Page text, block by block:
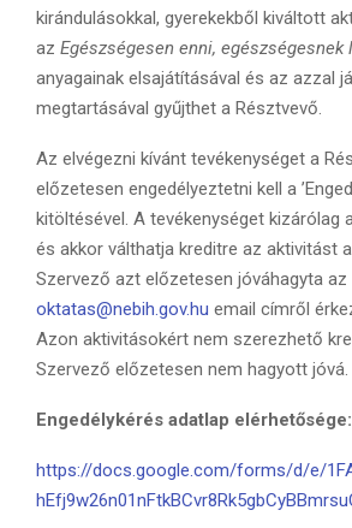
kirándulásokkal, gyerekekből kiváltott
az Egészségesen enni, egészségesnek
anyagainak elsajátításával és az azzal
megtartásával gyűjthet a Résztvevő.
Az elvégezni kívánt tevékenységet a
előzetesen engedélyeztetni kell a
kitöltésével. A tevékenységet kizárólag
és akkor válthatja kreditre az aktivitást
Szervező azt előzetesen jóváhagyta az
oktatas@nebih.gov.hu email címről
Azon aktivitásokért nem szerezhető
Szervező előzetesen nem hagyott jóvá.
Engedélykérés adatlap elérhetősége:
https://docs.google.com/forms/d/e/